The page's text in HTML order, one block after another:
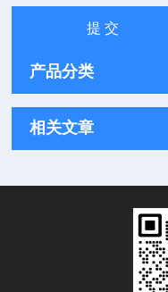
产品分类
相关文章